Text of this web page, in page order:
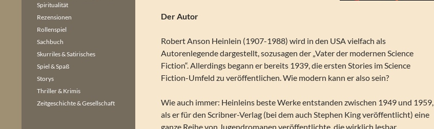
Der Autor
Robert Anson Heinlein (1907-1988) wird in den USA vielfach als
Autorenlegende dargestellt, sozusagen der „Vater der modernen Science
Fiction“. Allerdings begann er bereits 1939, die ersten Stories im Science
Fiction-Umfeld zu veröffentlichen. Wie modern kann er also sein?
Wie auch immer: Heinleins beste Werke entstanden zwischen 1949 und 1959,
als er für den Scribner-Verlag (bei dem auch Stephen King veröffentlicht) eine
ganze Reihe von Jugendromanen veröffentlichte, die wirklich lesbar,
Spiritualität
Rezensionen
Rollenspiel
Sachbuch
Skurriles & Satirisches
Spiel & Spaß
Storys
Thriller & Krimis
Zeitgeschichte & Gesellschaft